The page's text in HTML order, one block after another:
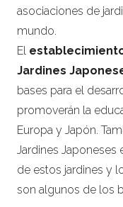
asociaciones de
mundo.
El
Jardines
bases para el
promoverán la
Europa y Japón.
Jardines Japoneses
de estos jardines y
son algunos de los